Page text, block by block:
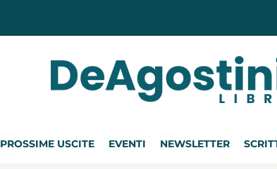
PROSSIME USCITE EVENTI NEWSLETTER